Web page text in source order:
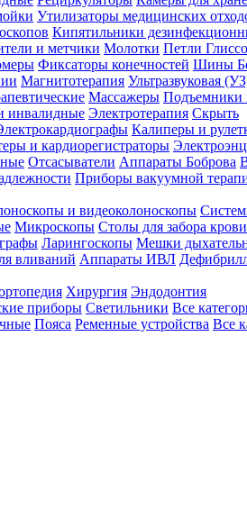
Утилизаторы медицинских
Кипятильники
и метчики Молотки Петли
Фиксаторы конечностей Шины
Магнитотерапия Ультразвуковая
Массажеры Подъемники
инвалидные Электротерапия Скрыть
Калиперы и
и кардиорегистраторы
Отсасыватели Аппараты Боброва
Приборы вакуумной
и видеоколоноскопы
Микроскопы Столы для забора крови
Ларингоскопы Мешки
вливаний Аппараты ИВЛ
Хирургия Эндодонтия
приборы Светильники Все
Пояса Ременные устройства Все